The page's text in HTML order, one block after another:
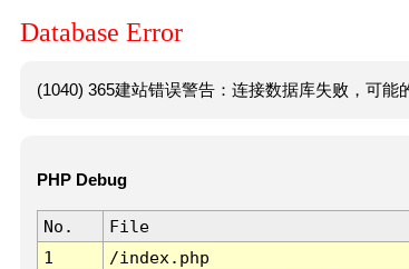
Database Error
(1040) 365建站错误警告：连接数据库失败，可能
PHP Debug
No. File
1
/index.php